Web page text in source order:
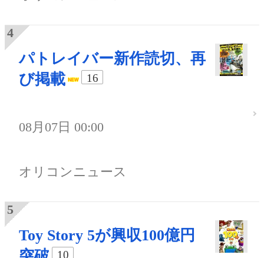
パトレイバー新作読切、再
び掲載
16
08月07日 00:00
オリコンニュース
Toy Story 5が興収100億円
10